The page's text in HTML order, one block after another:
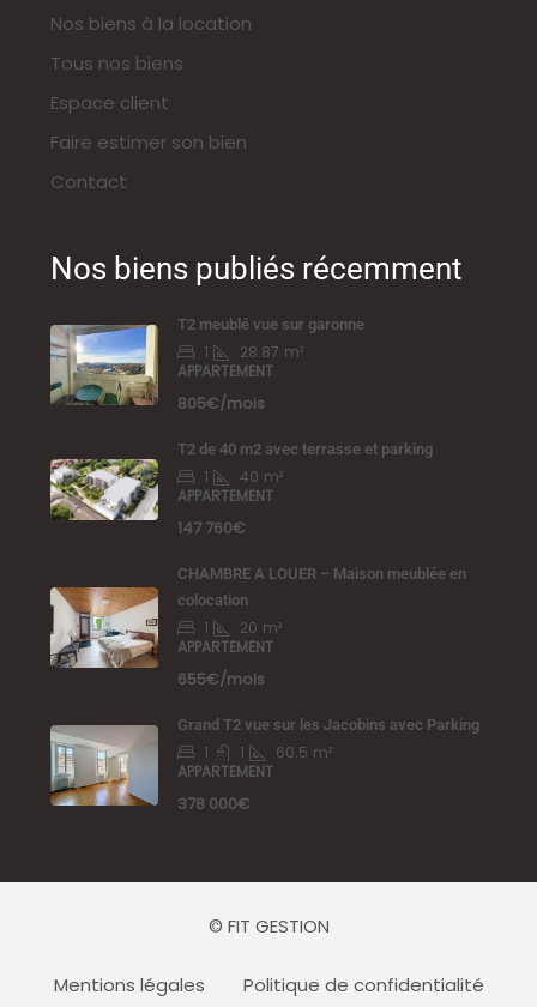
Nos biens à la location
Tous nos biens
Espace client
Faire estimer son bien
Contact
Nos biens publiés récemment
T2 meublé vue sur garonne
1 28.87 m²
APPARTEMENT
805€/mois
T2 de 40 m2 avec terrasse et parking
1 40 m²
APPARTEMENT
147 760€
CHAMBRE A LOUER – Maison meublée en
colocation
1 20 m²
APPARTEMENT
655€/mois
Grand T2 vue sur les Jacobins avec Parking
1 1 60.5 m²
APPARTEMENT
378 000€
© FIT GESTION
Mentions légales Politique de confidentialité